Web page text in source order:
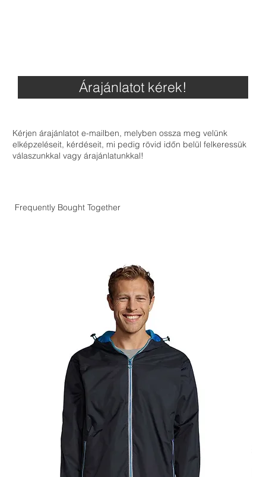
Árajánlatot kérek!
Kérjen árajánlatot e-mailben, melyben ossza meg velünk
elképzeléseit, kérdéseit, mi pedig rövid időn belül felkeressük
válaszunkkal vagy árajánlatunkkal!
Frequently Bought Together